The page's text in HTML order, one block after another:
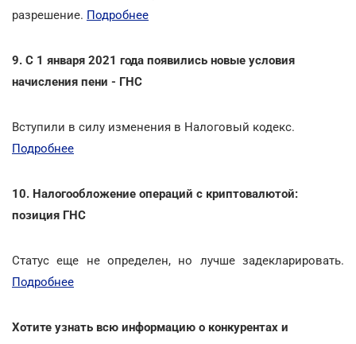
разрешение. Подробнее
9. С 1 января 2021 года появились новые условия
начисления пени - ГНС
Вступили в силу изменения в Налоговый кодекс.
Подробнее
10. Налогообложение операций с криптовалютой:
позиция ГНС
Статус еще не определен, но лучше задекларировать.
Подробнее
Хотите узнать всю информацию о конкурентах и